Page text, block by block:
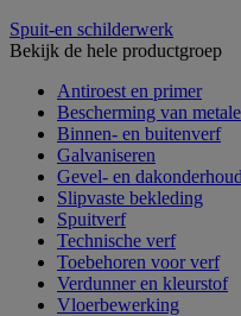
Spuit-en schilderwerk
Bekijk de hele productgroep
Antiroest en primer
Bescherming van
Binnen- en buitenverf
Galvaniseren
Gevel- en dakonderhoud
Slipvaste bekleding
Spuitverf
Technische verf
Toebehoren voor verf
Verdunner en kleurstof
Vloerbewerking